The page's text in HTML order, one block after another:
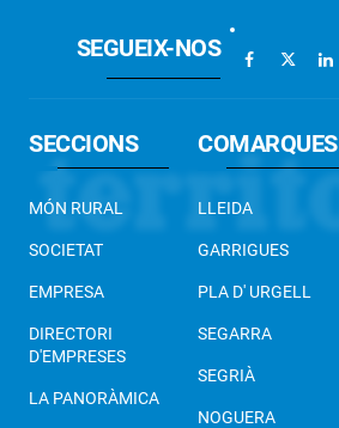
SEGUEIX-NOS
SECCIONS
MÓN RURAL
SOCIETAT
EMPRESA
DIRECTORI
D'EMPRESES
LA PANORÀMICA
COMARQUES
LLEIDA
GARRIGUES
PLA D' URGELL
SEGARRA
SEGRIÀ
NOGUERA